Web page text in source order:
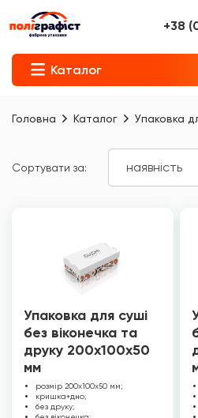
Каталог
+38
Головна Каталог Упаковка
Сортувати за:
Упаковка для суші
без віконечка та
друку 200х100х50
мм
розмір 200х100х50 мм;
кришка+дно;
без друку;